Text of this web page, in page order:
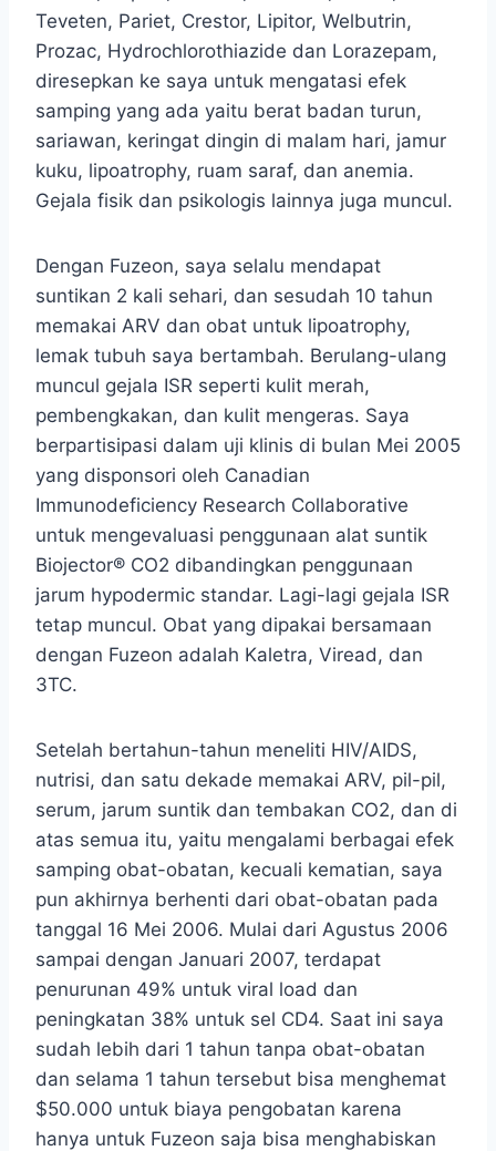
Teveten, Pariet, Crestor, Lipitor, Welbutrin,
Prozac, Hydrochlorothiazide dan Lorazepam,
diresepkan ke saya untuk mengatasi efek
samping yang ada yaitu berat badan turun,
sariawan, keringat dingin di malam hari, jamur
kuku, lipoatrophy, ruam saraf, dan anemia.
Gejala fisik dan psikologis lainnya juga muncul.
Dengan Fuzeon, saya selalu mendapat
suntikan 2 kali sehari, dan sesudah 10 tahun
memakai ARV dan obat untuk lipoatrophy,
lemak tubuh saya bertambah. Berulang-ulang
muncul gejala ISR seperti kulit merah,
pembengkakan, dan kulit mengeras. Saya
berpartisipasi dalam uji klinis di bulan Mei 2005
yang disponsori oleh Canadian
Immunodeficiency Research Collaborative
untuk mengevaluasi penggunaan alat suntik
Biojector® CO2 dibandingkan penggunaan
jarum hypodermic standar. Lagi-lagi gejala ISR
tetap muncul. Obat yang dipakai bersamaan
dengan Fuzeon adalah Kaletra, Viread, dan
3TC.
Setelah bertahun-tahun meneliti HIV/AIDS,
nutrisi, dan satu dekade memakai ARV, pil-pil,
serum, jarum suntik dan tembakan CO2, dan di
atas semua itu, yaitu mengalami berbagai efek
samping obat-obatan, kecuali kematian, saya
pun akhirnya berhenti dari obat-obatan pada
tanggal 16 Mei 2006. Mulai dari Agustus 2006
sampai dengan Januari 2007, terdapat
penurunan 49% untuk viral load dan
peningkatan 38% untuk sel CD4. Saat ini saya
sudah lebih dari 1 tahun tanpa obat-obatan
dan selama 1 tahun tersebut bisa menghemat
$50.000 untuk biaya pengobatan karena
hanya untuk Fuzeon saja bisa menghabiskan